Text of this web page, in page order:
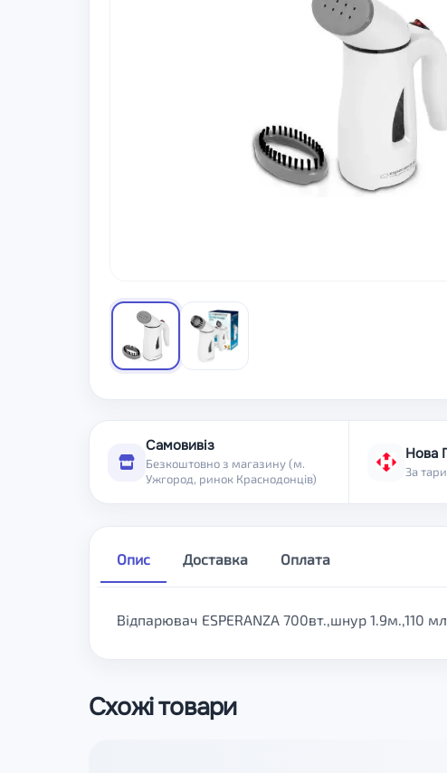
Самовивіз
Безкоштовно з магазину (м.
Ужгород, ринок Краснодонців)
Нова
За
Опис Доставка Оплата
Відпарювач ESPERANZA 700вт.,шнур 1.9м.,110
Схожі товари